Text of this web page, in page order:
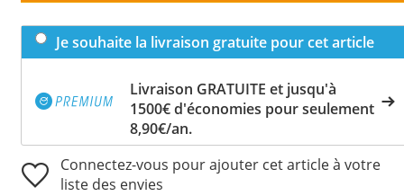
Je souhaite la livraison gratuite pour cet article
Livraison GRATUITE et jusqu'à
1500€ d'économies pour seulement
8,90€/an.
Connectez-vous pour ajouter cet article à votre
liste des envies